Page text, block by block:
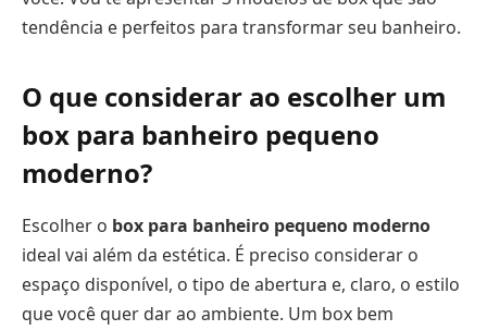
tendência e perfeitos para transformar seu banheiro.
O que considerar ao escolher um
box para banheiro pequeno
moderno?
Escolher o box para banheiro pequeno moderno
ideal vai além da estética. É preciso considerar o
espaço disponível, o tipo de abertura e, claro, o estilo
que você quer dar ao ambiente. Um box bem